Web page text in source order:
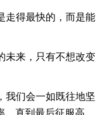
走得最快的，而是能
未来，只有不想改变
我们会一如既往地坚